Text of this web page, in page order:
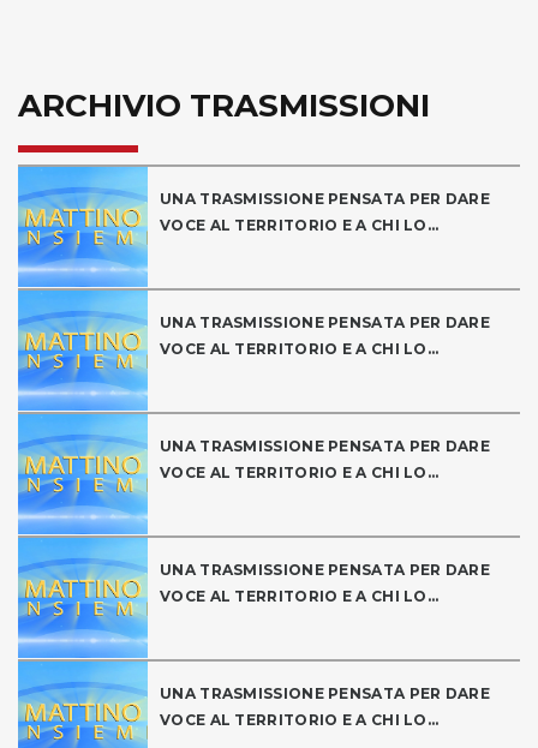
ARCHIVIO TRASMISSIONI
UNA TRASMISSIONE PENSATA PER DARE
VOCE AL TERRITORIO E A CHI LO...
UNA TRASMISSIONE PENSATA PER DARE
VOCE AL TERRITORIO E A CHI LO...
UNA TRASMISSIONE PENSATA PER DARE
VOCE AL TERRITORIO E A CHI LO...
UNA TRASMISSIONE PENSATA PER DARE
VOCE AL TERRITORIO E A CHI LO...
UNA TRASMISSIONE PENSATA PER DARE
VOCE AL TERRITORIO E A CHI LO...